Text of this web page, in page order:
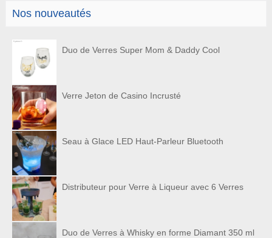
Nos nouveautés
Duo de Verres Super Mom & Daddy Cool
Verre Jeton de Casino Incrusté
Seau à Glace LED Haut-Parleur Bluetooth
Distributeur pour Verre à Liqueur avec 6 Verres
Duo de Verres à Whisky en forme Diamant 350 ml